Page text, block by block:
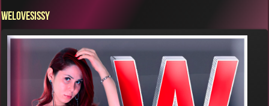
WELOVESISSY